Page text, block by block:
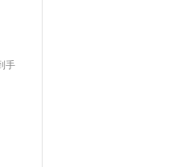
手